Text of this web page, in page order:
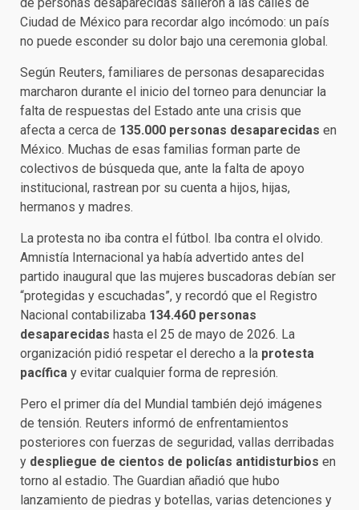
Ciudad de México para recordar algo incómodo: un país
no puede esconder su dolor bajo una ceremonia global.
Según Reuters, familiares de personas desaparecidas
marcharon durante el inicio del torneo para denunciar la
falta de respuestas del Estado ante una crisis que
afecta a cerca de 135.000 personas desaparecidas en
México. Muchas de esas familias forman parte de
colectivos de búsqueda que, ante la falta de apoyo
institucional, rastrean por su cuenta a hijos, hijas,
hermanos y madres.
La protesta no iba contra el fútbol. Iba contra el olvido.
Amnistía Internacional ya había advertido antes del
partido inaugural que las mujeres buscadoras debían ser
“protegidas y escuchadas”, y recordó que el Registro
Nacional contabilizaba 134.460 personas
desaparecidas hasta el 25 de mayo de 2026. La
organización pidió respetar el derecho a la protesta
pacífica y evitar cualquier forma de represión.
Pero el primer día del Mundial también dejó imágenes
de tensión. Reuters informó de enfrentamientos
posteriores con fuerzas de seguridad, vallas derribadas
y despliegue de cientos de policías antidisturbios en
torno al estadio. The Guardian añadió que hubo
lanzamiento de piedras y botellas, varias detenciones y